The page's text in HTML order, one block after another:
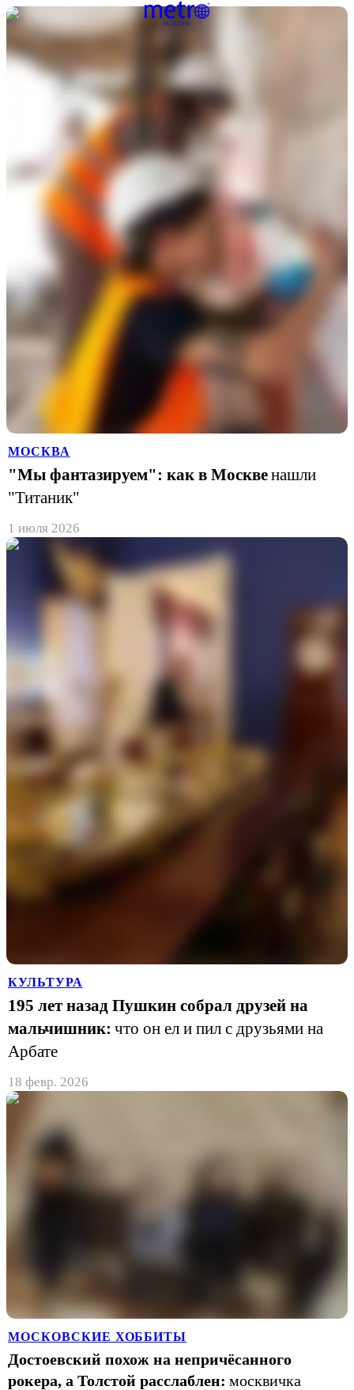
МОСКВА
"Мы фантазируем": как в Москвенашли
"Титаник"
1 июля 2026
КУЛЬТУРА
195 лет назад Пушкин собрал друзей на
мальчишник: что он ел и пил с друзьями на
Арбате
18 февр. 2026
МОСКОВСКИЕ ХОББИТЫ
Достоевский похож на непричёсанного
рокера, а Толстой расслаблен: москвичка